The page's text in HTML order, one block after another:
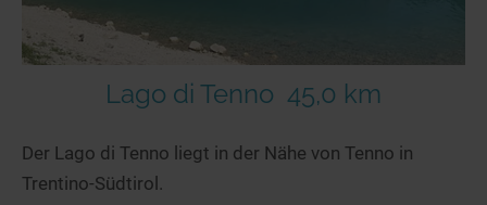
Lago di Tenno 45,0 km
Der Lago di Tenno liegt in der Nähe von Tenno in
Trentino-Südtirol.